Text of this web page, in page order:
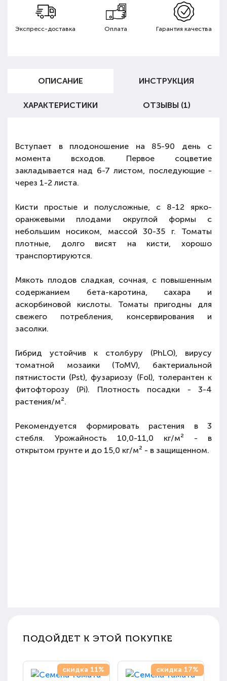
Экспресс-доставка Оплата Гарантия качества
ОПИСАНИЕ ИНСТРУКЦИЯ
ХАРАКТЕРИСТИКИ ОТЗЫВЫ (1)
Вступает в плодоношение на 85-90 день с
момента всходов. Первое соцветие
закладывается над 6-7 листом, последующие -
через 1-2 листа.
Кисти простые и полусложные, с 8-12 ярко-
оранжевыми плодами округлой формы с
небольшим носиком, массой 30-35 г. Томаты
плотные, долго висят на кисти, хорошо
транспортируются.
Мякоть плодов сладкая, сочная, с повышенным
содержанием бета-каротина, сахара и
аскорбиновой кислоты. Томаты пригодны для
свежего потребления, консервирования и
засолки.
Гибрид устойчив к столбуру (PhLO), вирусу
томатной мозаики (ToMV), бактериальной
пятнистости (Pst), фузариозу (Fol), толерантен к
фитофторозу (Pi). Плотность посадки - 3-4
растения/м².
Рекомендуется формировать растения в 3
стебля. Урожайность 10,0-11,0 кг/м² - в
открытом грунте и до 15,0 кг/м² - в защищенном.
ПОДОЙДЕТ К ЭТОЙ ПОКУПКЕ
скидка 11% скидка 17%